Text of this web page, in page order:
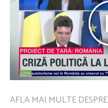
AFLA MAI MULTE DESPRE